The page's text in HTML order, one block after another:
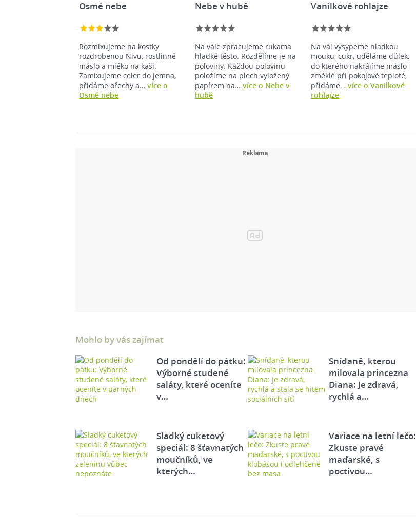
Osmé nebe
Rozmixujeme na kostky
rozdrobenou Nivu, rostlinné
máslo a mléko na kaši.
Zamixujeme celer do jemna,
přidáme ořechy a… více o
Osmé nebe
Nebe v hubě
Na vále zpracujeme rukama
hladké těsto. Rozdělíme je na
poloviny. Každou polovinu
položíme na plech vyložený
papírem na…více o Nebe v
hubě
Vanilkové rohlajze
Na vál vysypeme hladkou
mouku, cukr, uděláme důlek,
do kterého nakrájíme máslo
změklé při pokojové teplotě,
přidáme…více o Vanilkové
rohlajze
Mohlo by vás zajímat
Od pondělí do pátku:
Výborné studené
saláty, které oceníte
v…
Snídaně, kterou
milovala princezna
Diana: Je zdravá,
rychlá a…
Sladký cuketový
speciál: 8 šťavnatých
moučníků, ve
kterých…
Variace na letní lečo:
Zkuste pravé
maďarské, s
poctivou…